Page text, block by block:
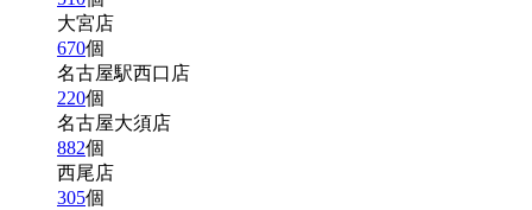
大宮店
670個
名古屋駅西口店
220個
名古屋大須店
882個
西尾店
305個